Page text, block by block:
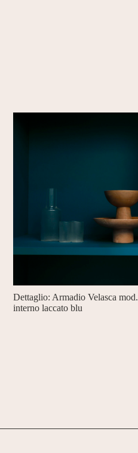
Dettaglio: Armadio Velasca
interno laccato blu